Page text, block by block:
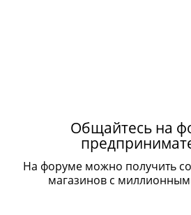
Общайтесь на
На форуме можно получить
магазинов с